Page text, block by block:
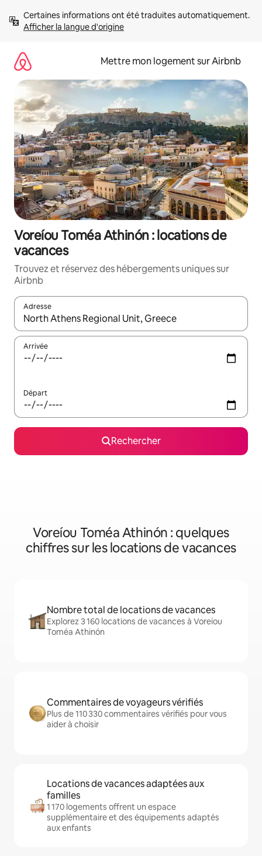
directement
Afficher la langue d'origine
Mettre mon logement sur Airbnb
Voreíou Toméa Athinón : locations de
vacances
Trouvez et réservez des hébergements uniques sur
Airbnb
Adresse
Lorsque les résultats s'affichent, utilisez les flèches vers le
Arrivée
Départ
Rechercher
Voreíou Toméa Athinón : quelques
chiffres sur les locations de vacances
Nombre total de locations de vacances
Explorez 3 160 locations de vacances à Voreíou
Toméa Athinón
Commentaires de voyageurs vérifiés
Plus de 110 330 commentaires vérifiés pour vous
aider à choisir
Locations de vacances adaptées aux
familles
1 170 logements offrent un espace
supplémentaire et des équipements adaptés
aux enfants